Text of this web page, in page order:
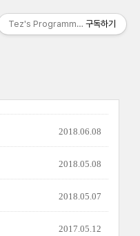
2018.06.08
2018.05.08
2018.05.07
2017.05.12
Tez's Programming & IT
구독하기